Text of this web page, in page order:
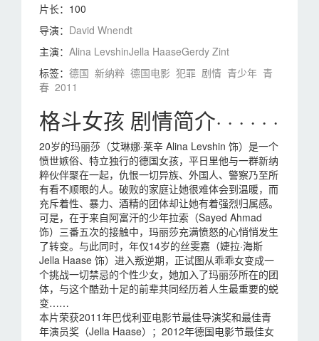
片长： 100
导演： David Wnendt
主演： Alina LevshinJella HaaseGerdy Zint
标签： 德国 新纳粹 德国电影 犯罪 剧情 青少年 青
春 2011
格斗女孩 剧情简介· · · · · ·
20岁的玛丽莎（艾琳娜·莱辛 Alina Levshin 饰）是一个
愤世嫉俗、特立独行的德国女孩，平日里他与一群新纳
粹伙伴聚在一起，仇恨一切异族、外国人、警察乃至所
有看不顺眼的人。破败的家庭让她很难体会到温暖，而
充斥着性、暴力、酒精的团体却让她有着强烈归属感。
可是，在于来自阿富汗的少年拉索（Sayed Ahmad
饰）三番五次的接触中，玛丽莎充满愤怒的心悄悄发生
了转变。与此同时，年仅14岁的丝雯嘉（婕拉·海斯
Jella Haase 饰）进入叛逆期，正试图从乖乖女变成一
个挑战一切禁忌的个性少女，她加入了玛丽莎所在的团
体，与这个酷劲十足的前辈共同经历着人生最重要的蜕
变……
本片荣获2011年巴伐利亚电影节最佳导演奖和最佳青
年演员奖（Jella Haase）；2012年德国电影节最佳女